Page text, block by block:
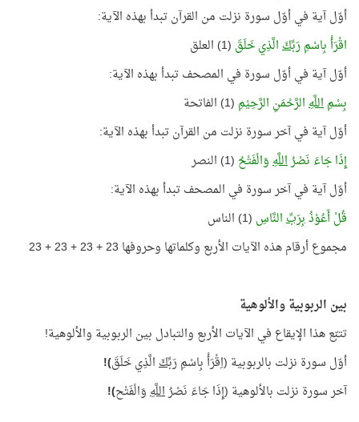
أوّل آية في أوّل سورة نزلت من القرآن تبدأ بهذه الآية:
اقْرَأْ بِاسْمِرَبِّكَالَّذِي خَلَقَ (1) العلق
أوّل آية في أوّل سورة في المصحف تبدأ بهذه الآية:
بِسْمِاللَّهِالرَّحْمَنِ الرَّحِيْمِ (1) الفاتحة
أوّل آية في آخر سورة نزلت من القرآن تبدأ بهذه الآية:
إِذَا جَاءَ نَصْرُاللَّهِوَالْفَتْحُ (1) النصر
أوّل آية في آخر سورة في المصحف تبدأ بهذه الآية:
قُلْ أَعُوْذُبِرَبِّالنَّاسِ (1) الناس
مجموع أرقام هذه الآيات الأربع وكلماتها وحروفها 23 + 23 + 23 + 23
بين الربوبية والألوهية
تتبّع هذا الإيقاع في الآيات الأربع والتبادل بين الربوبية والألوهية!
أوّل سورة نزلت بالربوبية (اِقْرَأْ بِاسْمِرَبِّكَالَّذِي خَلَقَ)!
آخر سورة نزلت بالألوهية (إِذَا جَاءَ نَصْرُاللَّهِوَالْفَتْح)!